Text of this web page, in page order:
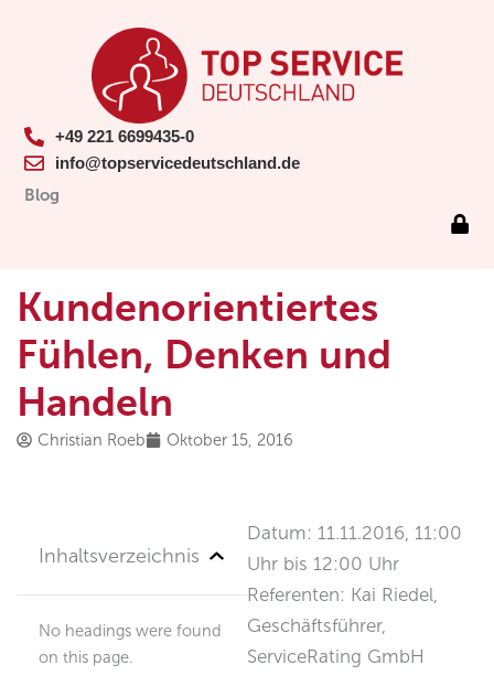
+49 221 6699435-0
info@topservicedeutschland.de
Blog
Kundenorientiertes
Fühlen, Denken und
Handeln
Christian Roeb Oktober 15, 2016
Datum: 11.11.2016, 11:00
Uhr bis 12:00 Uhr
Referenten: Kai Riedel,
Geschäftsführer,
ServiceRating GmbH
Inhaltsverzeichnis
No headings were found
on this page.